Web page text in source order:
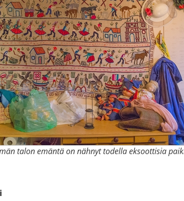
talon emäntä on nähnyt todella eksoottisia